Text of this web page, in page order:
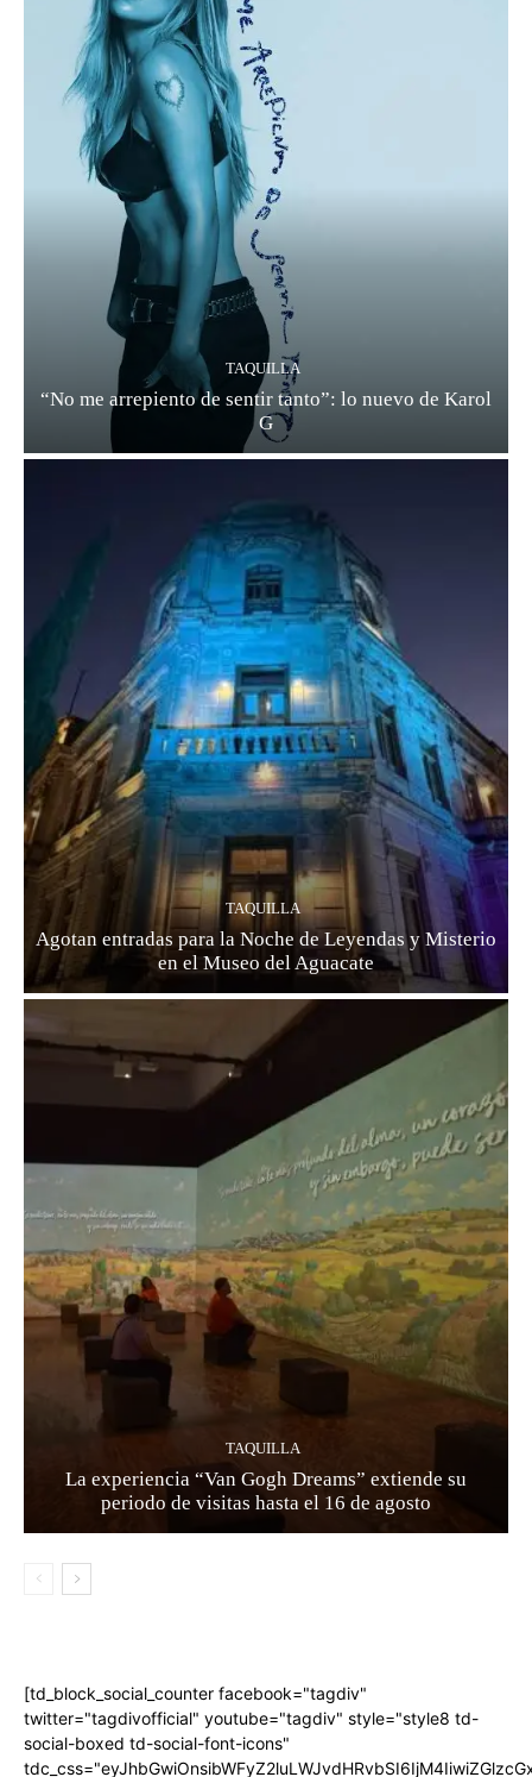
TAQUILLA
“No me arrepiento de sentir tanto”: lo nuevo de Karol
G
TAQUILLA
Agotan entradas para la Noche de Leyendas y Misterio
en el Museo del Aguacate
TAQUILLA
La experiencia “Van Gogh Dreams” extiende su
periodo de visitas hasta el 16 de agosto
[td_block_social_counter facebook="tagdiv"
twitter="tagdivofficial" youtube="tagdiv" style="style8 td-
social-boxed td-social-font-icons"